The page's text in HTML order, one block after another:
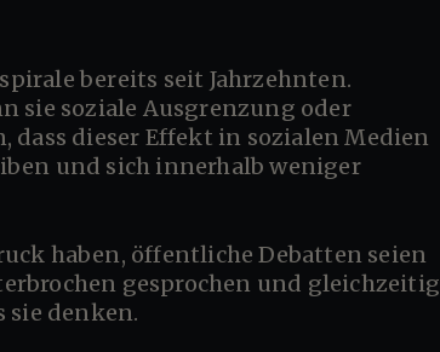
sie soziale Ausgrenzung oder
dieser Effekt in sozialen Medien
und sich innerhalb weniger
gesprochen und gleichzeitig
sie denken.